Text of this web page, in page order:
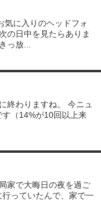
気に入りのヘッドフォ
の日中を見たらありま
っ放...
終わりますね。 今ニュ
（14%が10回以上来
家で大晦日の夜を過ご
っていたんで、家で一